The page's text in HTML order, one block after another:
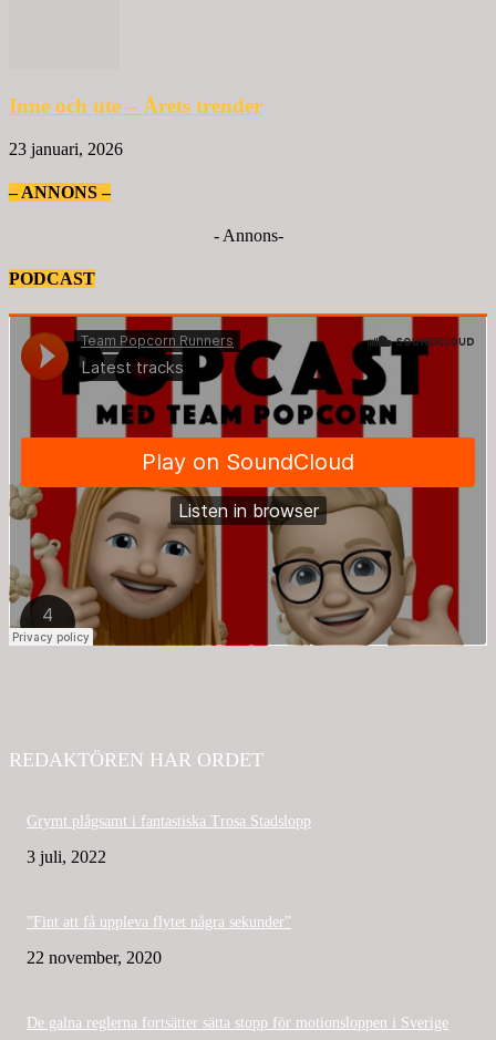
Inne och ute – Årets trender
23 januari, 2026
– ANNONS –
- Annons-
PODCAST
REDAKTÖREN HAR ORDET
Grymt plågsamt i fantastiska Trosa Stadslopp
3 juli, 2022
”Fint att få uppleva flytet några sekunder”
22 november, 2020
De galna reglerna fortsätter sätta stopp för motionsloppen i Sverige